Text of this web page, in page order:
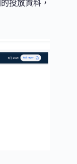
投放資料，